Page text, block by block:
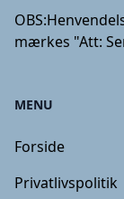
OBS:
mærkes "Att:
MENU
Forside
Privatlivspolitik